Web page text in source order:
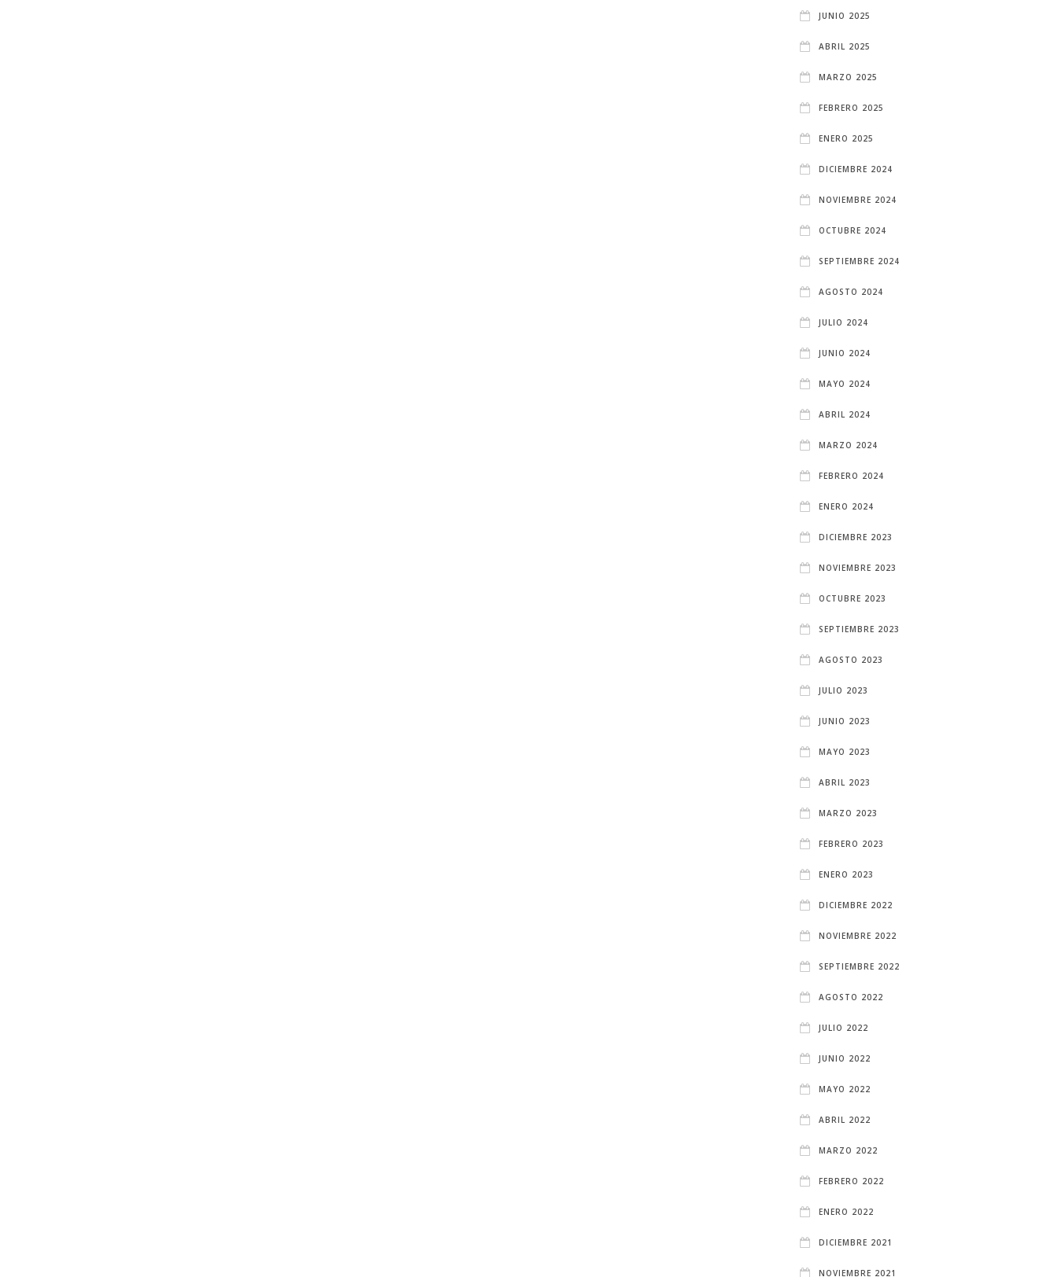
JUNIO 2025
ABRIL 2025
MARZO 2025
FEBRERO 2025
ENERO 2025
DICIEMBRE 2024
NOVIEMBRE 2024
OCTUBRE 2024
SEPTIEMBRE 2024
AGOSTO 2024
JULIO 2024
JUNIO 2024
MAYO 2024
ABRIL 2024
MARZO 2024
FEBRERO 2024
ENERO 2024
DICIEMBRE 2023
NOVIEMBRE 2023
OCTUBRE 2023
SEPTIEMBRE 2023
AGOSTO 2023
JULIO 2023
JUNIO 2023
MAYO 2023
ABRIL 2023
MARZO 2023
FEBRERO 2023
ENERO 2023
DICIEMBRE 2022
NOVIEMBRE 2022
SEPTIEMBRE 2022
AGOSTO 2022
JULIO 2022
JUNIO 2022
MAYO 2022
ABRIL 2022
MARZO 2022
FEBRERO 2022
ENERO 2022
DICIEMBRE 2021
NOVIEMBRE 2021